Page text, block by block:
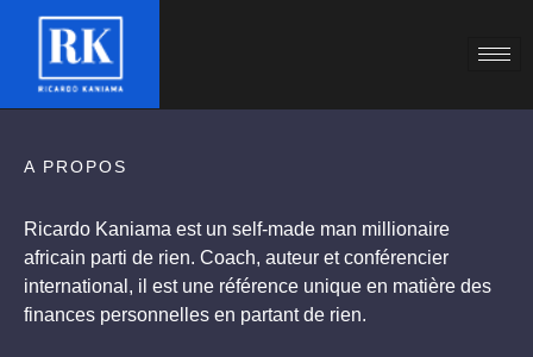
A PROPOS
Ricardo Kaniama est un self-made man millionaire
africain parti de rien. Coach, auteur et conférencier
international, il est une référence unique en matière des
finances personnelles en partant de rien.